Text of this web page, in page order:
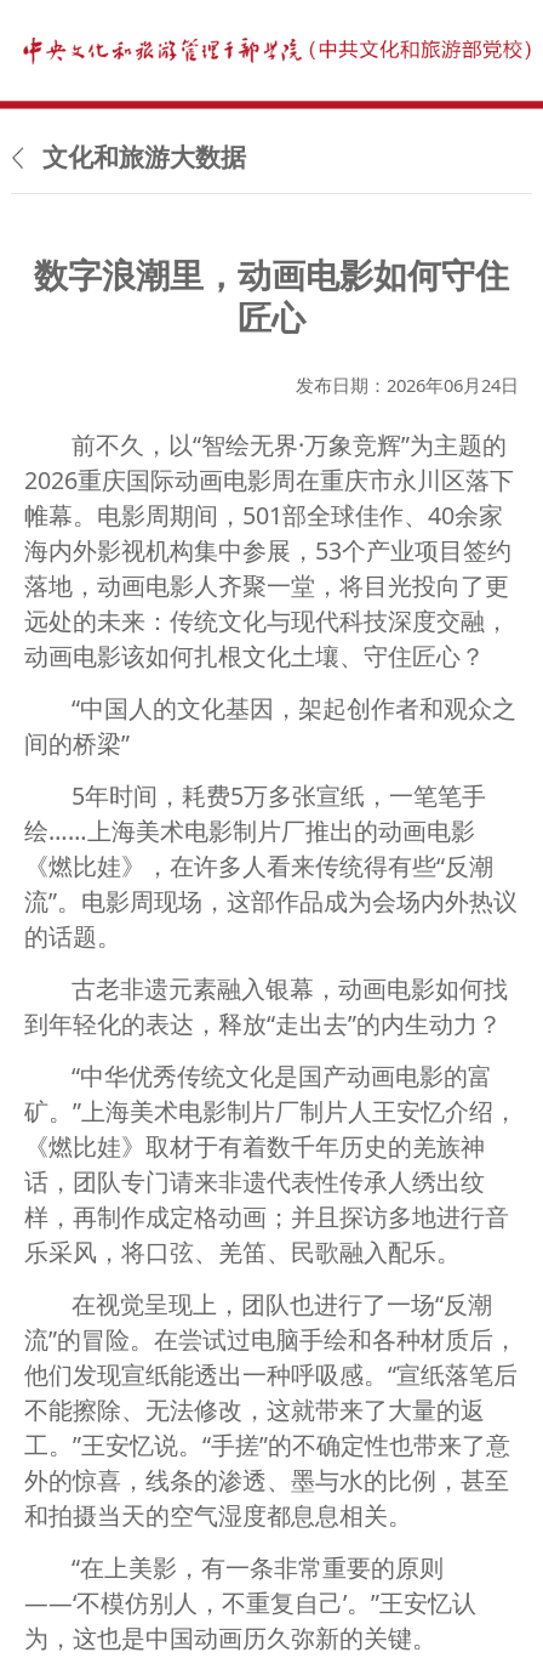
文化和旅游大数据
数字浪潮里，动画电影如何守住
匠心
发布日期：2026年06月24日
前不久，以“智绘无界·万象竞辉”为主题的
2026重庆国际动画电影周在重庆市永川区落下
帷幕。电影周期间，501部全球佳作、40余家
海内外影视机构集中参展，53个产业项目签约
落地，动画电影人齐聚一堂，将目光投向了更
远处的未来：传统文化与现代科技深度交融，
动画电影该如何扎根文化土壤、守住匠心？
“中国人的文化基因，架起创作者和观众之
间的桥梁”
5年时间，耗费5万多张宣纸，一笔笔手
绘……上海美术电影制片厂推出的动画电影
《燃比娃》，在许多人看来传统得有些“反潮
流”。电影周现场，这部作品成为会场内外热议
的话题。
古老非遗元素融入银幕，动画电影如何找
到年轻化的表达，释放“走出去”的内生动力？
“中华优秀传统文化是国产动画电影的富
矿。”上海美术电影制片厂制片人王安忆介绍，
《燃比娃》取材于有着数千年历史的羌族神
话，团队专门请来非遗代表性传承人绣出纹
样，再制作成定格动画；并且探访多地进行音
乐采风，将口弦、羌笛、民歌融入配乐。
在视觉呈现上，团队也进行了一场“反潮
流”的冒险。在尝试过电脑手绘和各种材质后，
他们发现宣纸能透出一种呼吸感。“宣纸落笔后
不能擦除、无法修改，这就带来了大量的返
工。”王安忆说。“手搓”的不确定性也带来了意
外的惊喜，线条的渗透、墨与水的比例，甚至
和拍摄当天的空气湿度都息息相关。
“在上美影，有一条非常重要的原则
——‘不模仿别人，不重复自己’。”王安忆认
为，这也是中国动画历久弥新的关键。